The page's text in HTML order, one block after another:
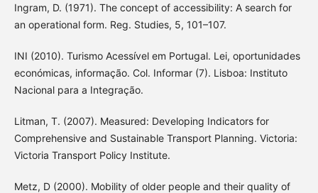
Ingram, D. (1971). The concept of accessibility: A search for
an operational form. Reg. Studies, 5, 101–107.
INI (2010). Turismo Acessível em Portugal. Lei, oportunidades
económicas, informação. Col. Informar (7). Lisboa: Instituto
Nacional para a Integração.
Litman, T. (2007). Measured: Developing Indicators for
Comprehensive and Sustainable Transport Planning. Victoria:
Victoria Transport Policy Institute.
Metz, D (2000). Mobility of older people and their quality of